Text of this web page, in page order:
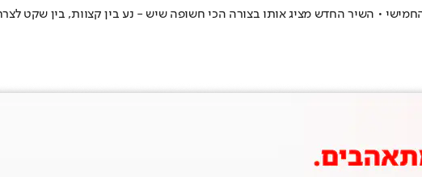
• השיר החדש מציג אותו בצורה הכי חשופה שיש - נע בין קצוות, בין שקט